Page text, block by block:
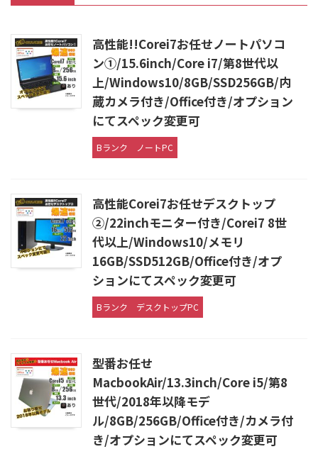
高性能!!Corei7お任せノートパソコ
ン①/15.6inch/Core i7/第8世代以
上/Windows10/8GB/SSD256GB/内
蔵カメラ付き/Office付き/オプション
にてスペック変更可
Bランク ノートPC
高性能Corei7お任せデスクトップ
②/22inchモニター付き/Corei7 8世
代以上/Windows10/メモリ
16GB/SSD512GB/Office付き/オプ
ションにてスペック変更可
Bランク デスクトップPC
型番お任せ
MacbookAir/13.3inch/Core i5/第8
世代/2018年以降モデ
ル/8GB/256GB/Office付き/カメラ付
き/オプションにてスペック変更可